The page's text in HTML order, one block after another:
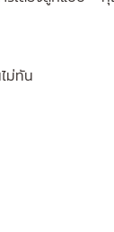
ม่ทัน